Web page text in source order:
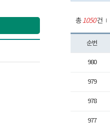
총1050건
순번
980
979
978
977